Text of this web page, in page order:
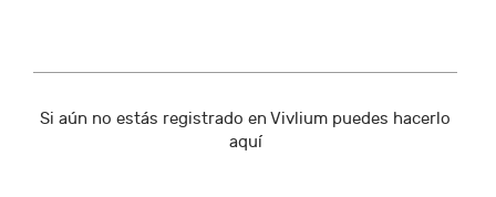
Si aún no estás registrado en Vivlium puedes hacerlo
aquí